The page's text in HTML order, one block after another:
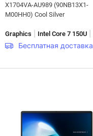
X1704VA-AU989 (90NB13X1-
M00HH0) Cool Silver
Graphics Intel Core 7 150U
Бесплатная доставка